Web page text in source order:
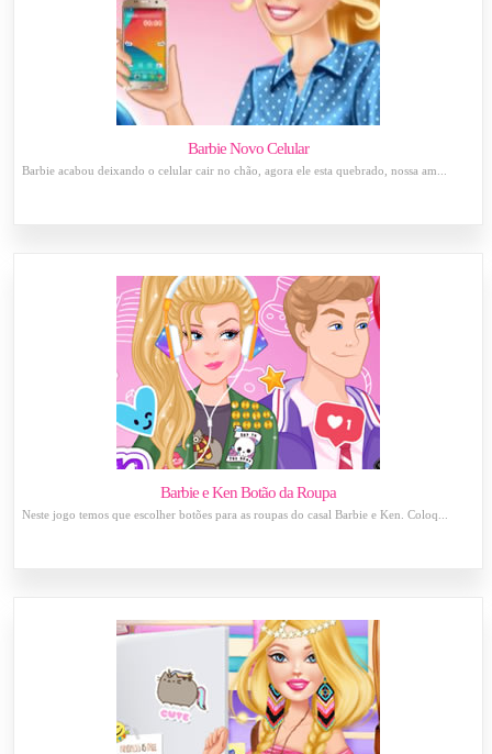
Barbie Novo Celular
Barbie acabou deixando o celular cair no chão, agora ele esta quebrado, nossa am...
Barbie e Ken Botão da Roupa
Neste jogo temos que escolher botões para as roupas do casal Barbie e Ken. Coloq...